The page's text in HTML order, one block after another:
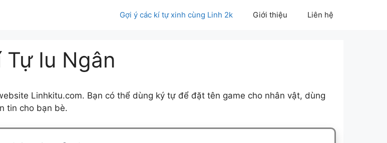
Gợi ý các kí tự xinh cùng Linh 2k Giới thiệu Liên hệ
Iu Ngân
Linhkitu.com. Bạn có thể dùng ký tự để đặt tên game cho nhân vật, dùng
tin cho bạn bè.